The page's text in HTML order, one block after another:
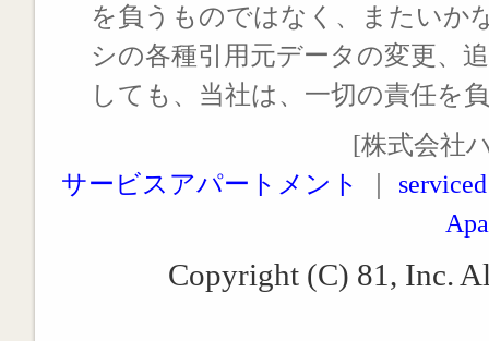
を負うものではなく、またいか
シの各種引用元データの変更、
しても、当社は、一切の責任を
[株式会社
サービスアパートメント
Copyright (C) 81, Inc.